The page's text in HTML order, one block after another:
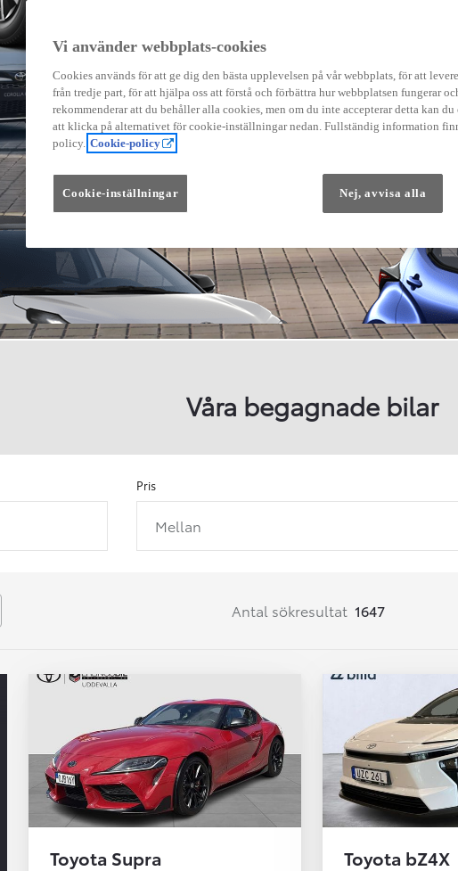
Från 569 900 kr
Från 3 958 kr/mån
HYBRID
Corolla
HYBRID
Våra begagnade bilar
Pris
Mellan
Antal sökresultat 1647
Toyota Supra Toyota bZ4X
Vi använder webbplats-cookies
Cookies används för att ge dig den bästa upplevelsen på vår webbplats, för att
från tredje part, för att hjälpa oss att förstå och förbättra hur webbplatsen fungerar
rekommenderar att du behåller alla cookies, men om du inte accepterar detta kan
att klicka på alternativet för cookie-inställningar nedan. Fullständig information
policy. Cookie-policy
Cookie-inställningar Nej, avvisa alla